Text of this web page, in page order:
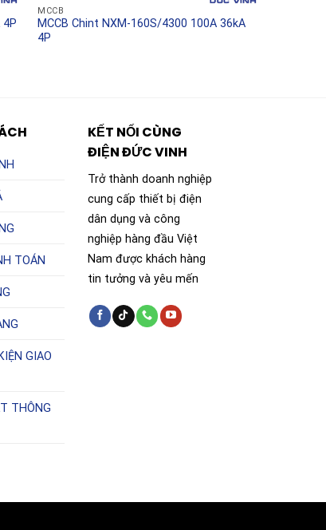
4P
MCCB
MCCB Chint NXM-160S/4300 100A 36kA
4P
TOÁN
GIAO
THÔNG
KẾT NỐI CÙNG
ĐIỆN ĐỨC VINH
Trở thành doanh nghiệp
cung cấp thiết bị điện
dân dụng và công
nghiệp hàng đầu Việt
Nam được khách hàng
tin tưởng và yêu mến